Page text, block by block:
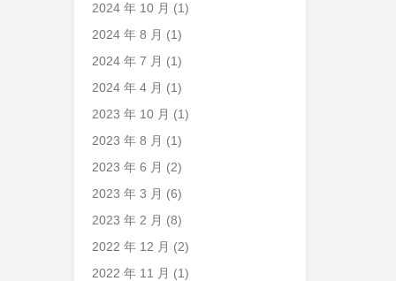
2024 年 10 月 (1)
2024 年 8 月 (1)
2024 年 7 月 (1)
2024 年 4 月 (1)
2023 年 10 月 (1)
2023 年 8 月 (1)
2023 年 6 月 (2)
2023 年 3 月 (6)
2023 年 2 月 (8)
2022 年 12 月 (2)
2022 年 11 月 (1)